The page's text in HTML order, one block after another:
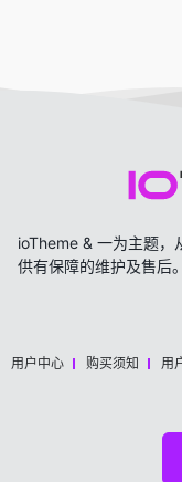
ioTheme & 一为主题，
供有保障的维护及售后
用户中心 购买须知 用